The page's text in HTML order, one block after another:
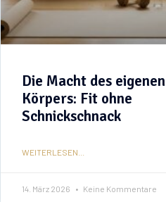
Die Macht des eigenen
Körpers: Fit ohne
Schnickschnack
WEITERLESEN...
14. März 2026 Keine Kommentare